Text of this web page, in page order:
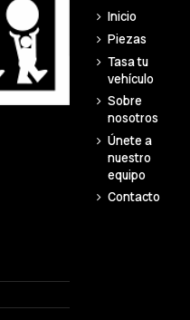
Inicio
Piezas
Tasa tu
vehículo
Sobre
nosotros
Únete a
nuestro
equipo
Contacto